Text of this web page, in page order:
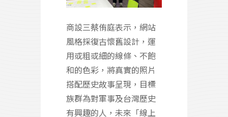
商設三蔡侑庭表示，網站
風格採復古懷舊設計，運
用或粗或細的線條、不飽
和的色彩，將真實的照片
搭配歷史故事呈現，目標
族群為對軍事及台灣歷史
有興趣的人，未來「線上